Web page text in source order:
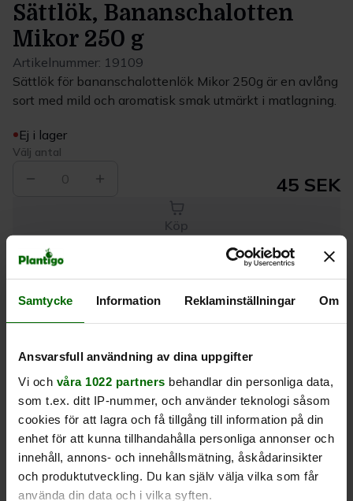
Samtycke Information Reklaminställningar Om
Ansvarsfull användning av dina uppgifter
Vi och våra 1022 partners behandlar din personliga data,
som t.ex. ditt IP-nummer, och använder teknologi såsom
cookies för att lagra och få tillgång till information på din
enhet för att kunna tillhandahålla personliga annonser och
innehåll, annons- och innehållsmätning, åskådarinsikter
och produktutveckling. Du kan själv välja vilka som får
använda din data och i vilka syften.
Sättlök, Bananschalotten
Mikor 250 g
Artikelnummer: 19109
Sättlök för bananschalottenlök Mikor 250g är en avlång
sort med mild och aromatisk smak utmärkt i matlagning.
Ej i lager
Välj antal
0 45 SEK
Köp
Leverans 1-
Kvalitet till
Eget lager allt i
Beskrivning
Produktrecensioner